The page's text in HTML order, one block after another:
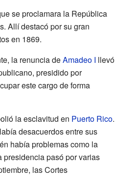
se proclamara la República
Allí destacó por su gran
en 1869.
la renuncia deAmadeo I llevó
presidido por
este cargo de forma
la esclavitud en Puerto Rico.
desacuerdos entre sus
había problemas como la
pasó por varias
las Cortes